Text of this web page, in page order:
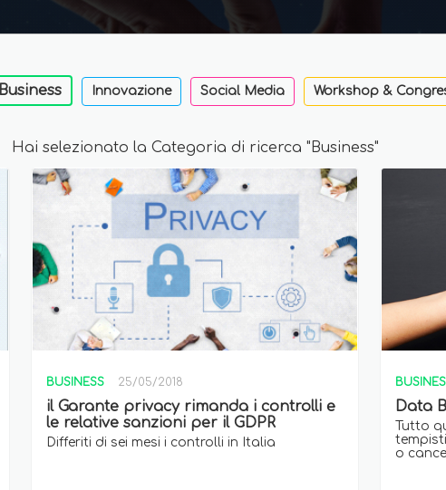
Business Innovazione Social Media Workshop &
Hai selezionato la Categoria di ricerca "Business"
BUSINESS 25/05/2018
il Garante privacy rimanda i controlli e
le relative sanzioni per il GDPR
Differiti di sei mesi i controlli in Italia
Data
Tutto
o